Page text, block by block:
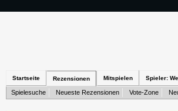
Startseite Rezensionen Mitspielen Spieler:
Spielesuche Neueste Rezensionen Vote-Zone